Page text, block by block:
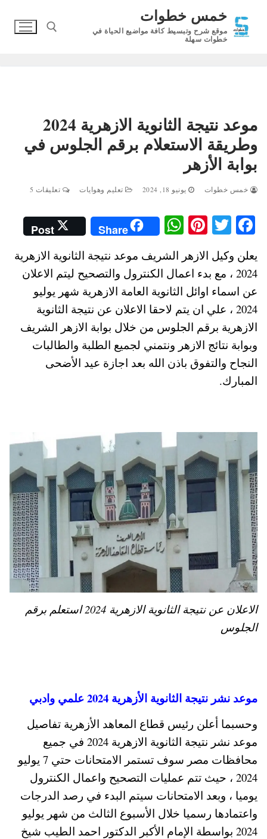
المحتوى
خمس خطوات
موقع شرح وتبسيط كافة مواضيع الحياة في
خطوات سهلة
موعد نتيجة الثانوية الازهرية 2024
وطريقة الاستعلام برقم الجلوس في
بوابة الأزهر
خمس خطوات يونيو 18, 2024 تعليم وهوايات تعليقات 5
Fa
ce
bo
ok
T
wi
tte
r
Pi
nt
er
es
t
W
ha
ts
A
pp
Share
Post
يعلن وكيل الازهر الشريف موعد نتيجة الثانوية الازهرية
2024 ، مع بدء اعمال الكنترول والتصحيح ليتم الاعلان
عن اسماء اوائل الثانوية العامة الازهرية شهر يوليو
2024 ، علي ان يتم لاحقا الاعلان عن نتيجة الثانوية
الازهرية برقم الجلوس من خلال بوابة الازهر الشريف
وبوابة نتائج الازهر ونتمني لجميع الطلبة والطالبات
النجاح والتفوق باذن الله بعد اجازة عيد الأضحى
المبارك.
الاعلان عن نتيجة الثانوية الازهرية 2024 استعلم برقم
الجلوس
موعد نشر نتيجة الثانوية الأزهرية 2024 علمي وادبي
وحسبما أعلن رئيس قطاع المعاهد الأزهرية تفاصيل
موعد نشر نتيجة الثانوية الازهرية 2024 في جميع
محافظات مصر سوف تستمر الامتحانات حتي 7 يوليو
2024 ، حيث تتم عمليات التصحيح واعمال الكنترول
يوميا ، وبعد الامتحانات سيتم البدء في رصد الدرجات
واعتمادها رسميا خلال الأسبوع الثالث من شهر يوليو
2024 بواسطة الإمام الأكبر الدكتور احمد الطيب شيخ